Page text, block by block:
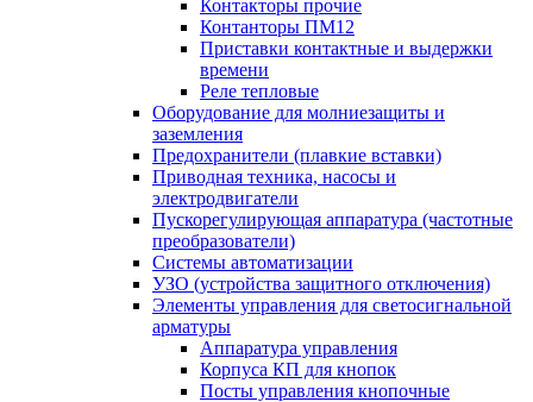
Контакторы прочие
Контанторы ПМ12
Приставки контактные и выдержки
времени
Реле тепловые
Оборудование для молниезащиты и
заземления
Предохранители (плавкие вставки)
Приводная техника, насосы и
электродвигатели
Пускорегулирующая аппаратура (частотные
преобразователи)
Системы автоматизации
УЗО (устройства защитного отключения)
Элементы управления для светосигнальной
арматуры
Аппаратура управления
Корпуса КП для кнопок
Посты управления кнопочные